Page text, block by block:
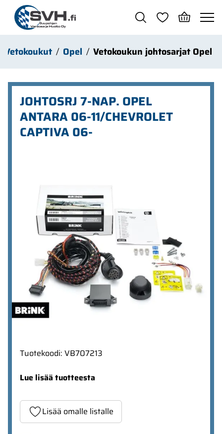
Siirry pääsisältöön
Vetokoukut Opel Vetokoukun johtosarjat Opel
JOHTOSRJ 7-NAP. OPEL
ANTARA 06-11/CHEVROLET
CAPTIVA 06-
Tuotekoodi: VB707213
Lue lisää tuotteesta
Lisää omalle listalle